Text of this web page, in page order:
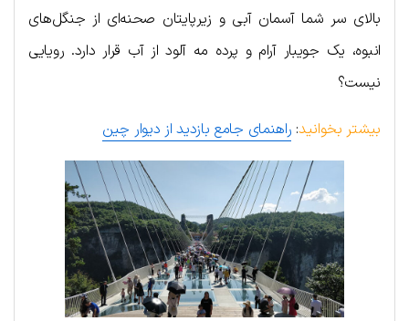
بالای سر شما آسمان آبی و زیرپایتان صحنه‌ای از جنگل‌های
انبوه، یک جویبار آرام و پرده مه آلود از آب قرار دارد. رویایی
نیست؟
بیشتر بخوانید: راهنمای جامع بازدید از دیوار چین